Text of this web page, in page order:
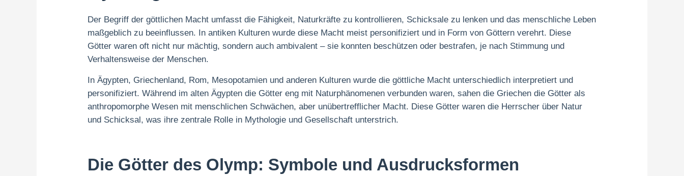
Der Begriff der göttlichen Macht umfasst die Fähigkeit, Naturkräfte zu kontrollieren, Schicksale zu lenken und das menschliche Leben
maßgeblich zu beeinflussen. In antiken Kulturen wurde diese Macht meist personifiziert und in Form von Göttern verehrt. Diese
Götter waren oft nicht nur mächtig, sondern auch ambivalent – sie konnten beschützen oder bestrafen, je nach Stimmung und
Verhaltensweise der Menschen.
In Ägypten, Griechenland, Rom, Mesopotamien und anderen Kulturen wurde die göttliche Macht unterschiedlich interpretiert und
personifiziert. Während im alten Ägypten die Götter eng mit Naturphänomenen verbunden waren, sahen die Griechen die Götter als
anthropomorphe Wesen mit menschlichen Schwächen, aber unübertrefflicher Macht. Diese Götter waren die Herrscher über Natur
und Schicksal, was ihre zentrale Rolle in Mythologie und Gesellschaft unterstrich.
Die Götter des Olymp: Symbole und Ausdrucksformen